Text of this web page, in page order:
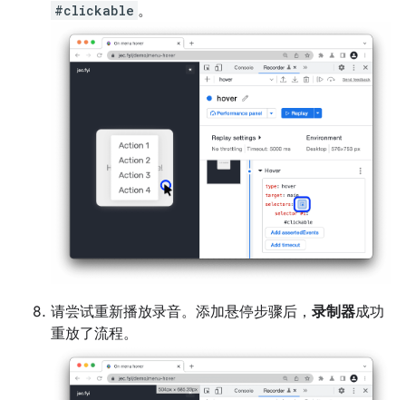
#clickable 。
请尝试重新播放录音。添加悬停步骤后， 录制器成功
重放了流程。